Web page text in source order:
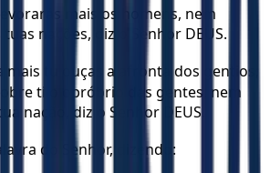
mais os homens, nem
nações, diz o Senhor DEUS.
mais tu ouças a afronta dos gentios;
ti o opróbrio das gentes, nem
nação, diz o Senhor DEUS.
do Senhor, dizendo: